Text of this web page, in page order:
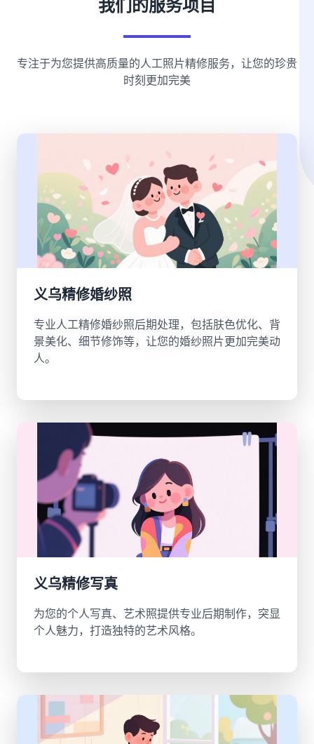
我们的服务项目
专注于为您提供高质量的人工照片精修服务，让您的珍贵
时刻更加完美
义乌精修婚纱照
专业人工精修婚纱照后期处理，包括肤色优化、背
景美化、细节修饰等，让您的婚纱照片更加完美动
人。
义乌精修写真
为您的个人写真、艺术照提供专业后期制作，突显
个人魅力，打造独特的艺术风格。